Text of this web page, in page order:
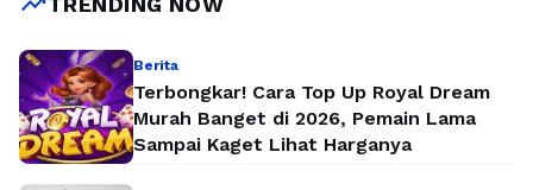
Berita
Terbongkar! Cara Top Up Royal Dream
Murah Banget di 2026, Pemain Lama
Sampai Kaget Lihat Harganya